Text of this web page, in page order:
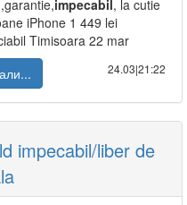
,garantie,impecabil, la cutie
iPhone 1 449 lei
Timisoara 22 mar
24.03|21:22
impecabil/liber de